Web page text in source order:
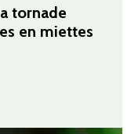
tornade
en miettes